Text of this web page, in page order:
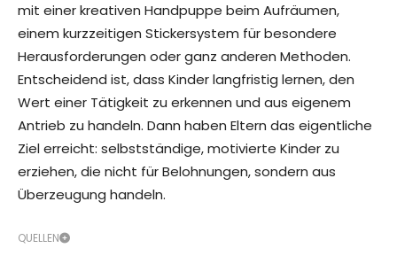
mit einer kreativen Handpuppe beim Aufräumen,
einem kurzzeitigen Stickersystem für besondere
Herausforderungen oder ganz anderen Methoden.
Entscheidend ist, dass Kinder langfristig lernen, den
Wert einer Tätigkeit zu erkennen und aus eigenem
Antrieb zu handeln. Dann haben Eltern das eigentliche
Ziel erreicht: selbstständige, motivierte Kinder zu
erziehen, die nicht für Belohnungen, sondern aus
Überzeugung handeln.
QUELLEN